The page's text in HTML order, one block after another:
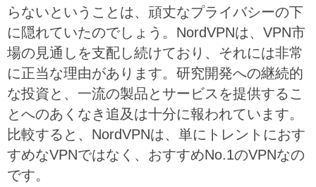
らないということは、頑丈なプライバシーの下
に隠れていたのでしょう。NordVPNは、VPN市
場の見通しを支配し続けており、それには非常
に正当な理由があります。研究開発への継続的
な投資と、一流の製品とサービスを提供するこ
とへのあくなき追及は十分に報われています。
比較すると、NordVPNは、単にトレントにおす
すめなVPNではなく、おすすめNo.1のVPNなの
です。